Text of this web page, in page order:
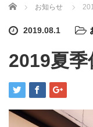
Home お知らせ
2019.08.1
2019夏